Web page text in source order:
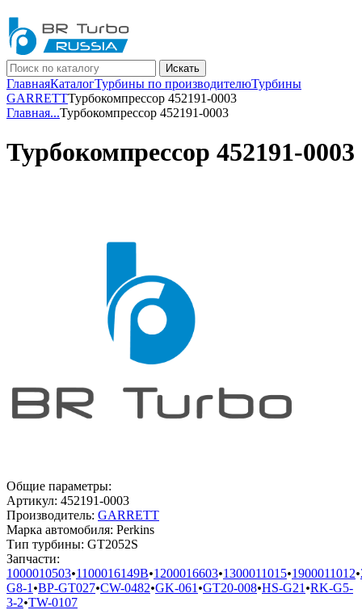
Искать
ГлавнаяКаталогТурбины по производителюТурбины
GARRETTТурбокомпрессор 452191-0003
Главная...Турбокомпрессор 452191-0003
Турбокомпрессор 452191-0003
Общие параметры:
Артикул: 452191-0003
Производитель: GARRETT
Марка автомобиля: Perkins
Тип турбины: GT2052S
Запчасти:
1000010503•1100016149B•1200016603•1300011015•1900011012•
G8-1 •BP-GT027•CW-0482•GK-061 •GT20-008•HS-G21 •RK-G5-
3-2•TW-0107